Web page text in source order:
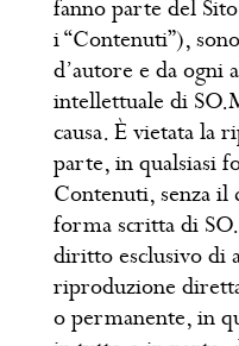
fanno parte del
i “Contenuti”),
d’autore e da
intellettuale di
causa. È vietata la
parte, in qualsiasi
Contenuti, senza il
forma scritta di
diritto esclusivo di
riproduzione
o permanente, in